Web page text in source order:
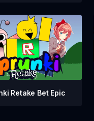
Retake Bet Epic